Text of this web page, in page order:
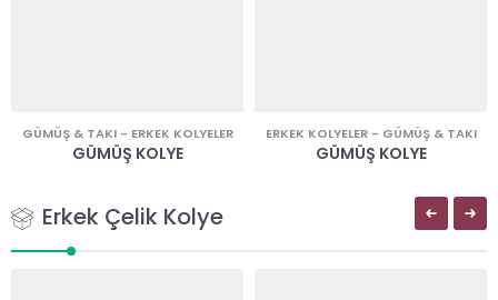
GÜMÜŞ & TAKI - ERKEK KOLYELER
GÜMÜŞ KOLYE
ERKEK KOLYELER- GÜMÜŞ & TAKI
GÜMÜŞ KOLYE
Erkek Çelik Kolye